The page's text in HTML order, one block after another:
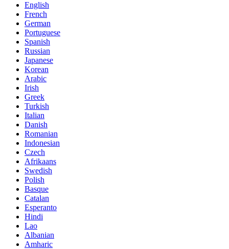
English
French
German
Portuguese
Spanish
Russian
Japanese
Korean
Arabic
Irish
Greek
Turkish
Italian
Danish
Romanian
Indonesian
Czech
Afrikaans
Swedish
Polish
Basque
Catalan
Esperanto
Hindi
Lao
Albanian
Amharic